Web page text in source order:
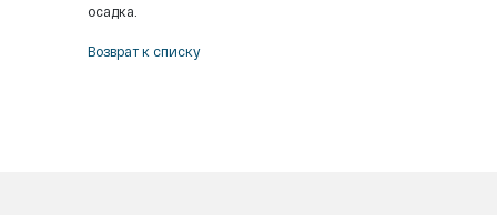
осадка.
Возврат к списку